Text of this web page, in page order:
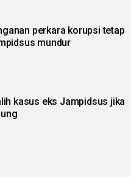
perkara korupsi tetap
mundur
kasus eks Jampidsus jika